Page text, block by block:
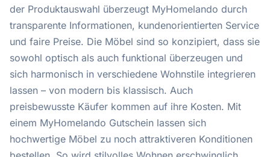
der Produktauswahl überzeugt MyHomelando durch
transparente Informationen, kundenorientierten Service
und faire Preise. Die Möbel sind so konzipiert, dass sie
sowohl optisch als auch funktional überzeugen und
sich harmonisch in verschiedene Wohnstile integrieren
lassen – von modern bis klassisch. Auch
preisbewusste Käufer kommen auf ihre Kosten. Mit
einem MyHomelando Gutschein lassen sich
hochwertige Möbel zu noch attraktiveren Konditionen